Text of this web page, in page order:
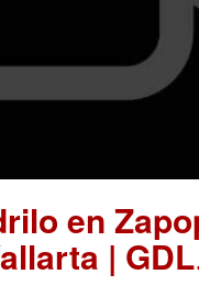
en
| GDL